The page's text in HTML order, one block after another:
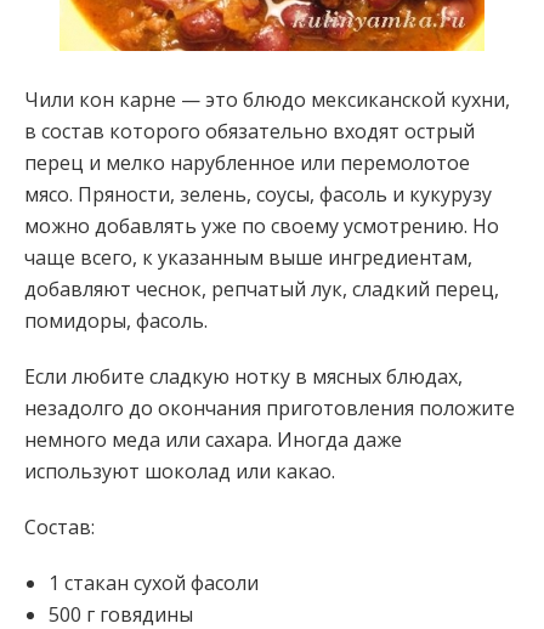
Чили кон карне — это блюдо мексиканской кухни,
в состав которого обязательно входят острый
перец и мелко нарубленное или перемолотое
мясо. Пряности, зелень, соусы, фасоль и кукурузу
можно добавлять уже по своему усмотрению. Но
чаще всего, к указанным выше ингредиентам,
добавляют чеснок, репчатый лук, сладкий перец,
помидоры, фасоль.
Если любите сладкую нотку в мясных блюдах,
незадолго до окончания приготовления положите
немного меда или сахара. Иногда даже
используют шоколад или какао.
Состав:
1 стакан сухой фасоли
500 г говядины